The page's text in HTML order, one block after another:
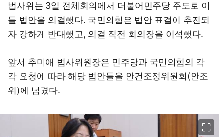
법사위는 3일 전체회의에서 더불어민주당 주도로 이
들 법안을 의결했다. 국민의힘은 법안 표결이 추진되
자 강하게 반대했고, 의결 직전 회의장을 이석했다.
앞서 추미애 법사위원장은 민주당과 국민의힘의 각
각 요청에 따라 해당 법안들을 안건조정위원회(안조
위)에 넘겼다.